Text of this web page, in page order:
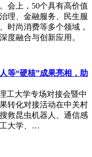
会上，50个具有高价值
理、金融服务、民生服
时尚消费等多个领域，
度融合与创新应用。
等“硬核”成果亮相，助
工大学专场对接会暨中
转化对接活动在中关村
救昆虫机器人、通信感
大学、…